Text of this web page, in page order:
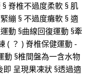
脊椎不過度柔軟 § 肌
繃 § 不過度癱軟 § 適
動 §曲線回復運動 §牽
( ？ ) 脊椎保健運動 -
動 §椎間盤為一含水物
呈現果凍狀 §透過適